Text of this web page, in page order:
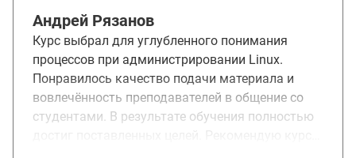
Андрей Рязанов
Курс выбрал для углубленного понимания
процессов при администрировании Linux.
Понравилось качество подачи материала и
вовлечённость преподавателей в общение со
студентами. В результате обучения полностью